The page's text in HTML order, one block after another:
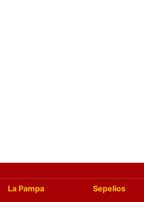
La Pampa Sepelios